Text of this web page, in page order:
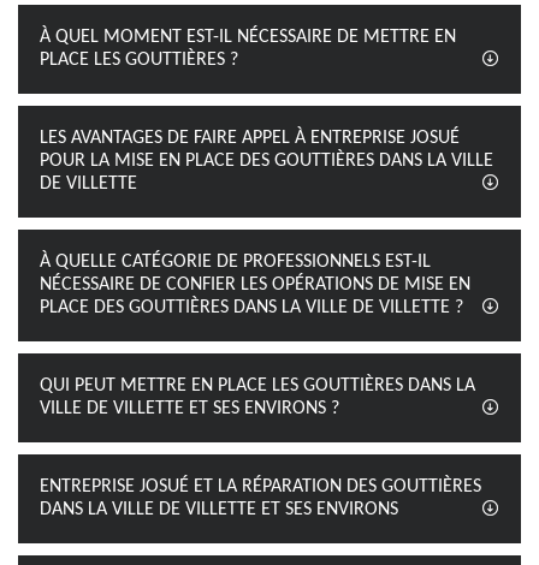
À QUEL MOMENT EST-IL NÉCESSAIRE DE METTRE EN
PLACE LES GOUTTIÈRES ?
LES AVANTAGES DE FAIRE APPEL À ENTREPRISE JOSUÉ
POUR LA MISE EN PLACE DES GOUTTIÈRES DANS LA VILLE
DE VILLETTE
À QUELLE CATÉGORIE DE PROFESSIONNELS EST-IL
NÉCESSAIRE DE CONFIER LES OPÉRATIONS DE MISE EN
PLACE DES GOUTTIÈRES DANS LA VILLE DE VILLETTE ?
QUI PEUT METTRE EN PLACE LES GOUTTIÈRES DANS LA
VILLE DE VILLETTE ET SES ENVIRONS ?
ENTREPRISE JOSUÉ ET LA RÉPARATION DES GOUTTIÈRES
DANS LA VILLE DE VILLETTE ET SES ENVIRONS